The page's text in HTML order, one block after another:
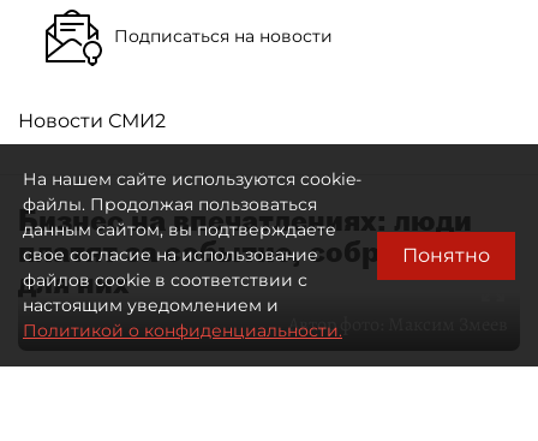
Подписаться на новости
Новости СМИ2
Бизнес на впечатлениях: люди
платят за событие, собранное
для них
Автор фото:
На нашем сайте используются cookie-
файлы. Продолжая пользоваться
данным сайтом, вы подтверждаете
свое согласие на использование
файлов cookie в соответствии с
настоящим уведомлением и
Политикой о конфиденциальности.
Понятно